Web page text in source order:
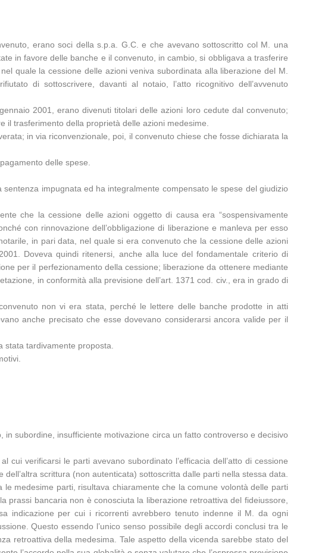
erano soci della s.p.a. G.C. e che avevano sottoscritto col M. una
in favore delle banche e il convenuto, in cambio, si obbligava a trasferire
quale la cessione delle azioni veniva subordinata alla liberazione del M.
di sottoscrivere, davanti al notaio, l’atto ricognitivo dell’avvenuto
2001, erano divenuti titolari delle azioni loro cedute dal convenuto;
il trasferimento della proprietà delle azioni medesime.
in via riconvenzionale, poi, il convenuto chiese che fosse dichiarata la
delle spese.
impugnata ed ha integralmente compensato le spese del giudizio
che la cessione delle azioni oggetto di causa era “sospensivamente
con rinnovazione dell’obbligazione di liberazione e manleva per esso
in pari data, nel quale si era convenuto che la cessione delle azioni
Doveva quindi ritenersi, anche alla luce del fondamentale criterio di
per il perfezionamento della cessione; liberazione da ottenere mediante
in conformità alla previsione dell’art. 1371 cod. civ., era in grado di
non vi era stata, perché le lettere delle banche prodotte in atti
anche precisato che esse dovevano considerarsi ancora valide per il
stata tardivamente proposta.
subordine, insufficiente motivazione circa un fatto controverso e decisivo
verificarsi le parti avevano subordinato l’efficacia dell’atto di cessione
scrittura (non autenticata) sottoscritta dalle parti nella stessa data.
medesime parti, risultava chiaramente che la comune volontà delle parti
bancaria non è conosciuta la liberazione retroattiva del fideiussore,
indicazione per cui i ricorrenti avrebbero tenuto indenne il M. da ogni
Questo essendo l’unico senso possibile degli accordi conclusi tra le
retroattiva della medesima. Tale aspetto della vicenda sarebbe stato del